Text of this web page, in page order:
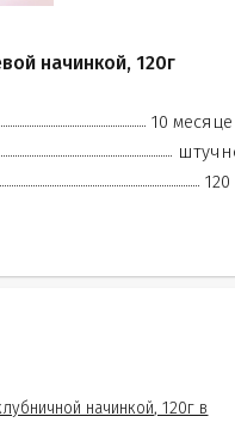
начинкой, 120г
10
120